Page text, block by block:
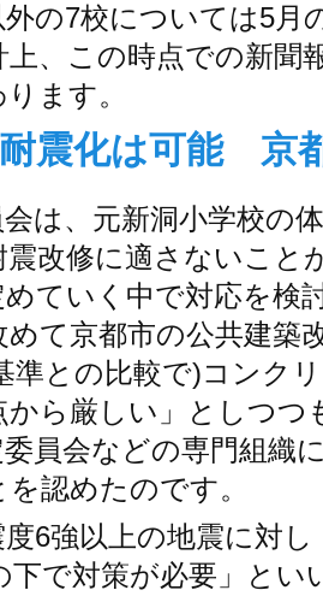
の7校については5月
、この時点での新聞
ます。
震化は可能 京
は、元新洞小学校の
震改修に適さないこと
ていく中で対応を検
て京都市の公共建築
準との比較で)コンク
ら厳しい」としつつ
員会などの専門組織
認めたのです。
6強以上の地震に対
下で対策が必要」とい